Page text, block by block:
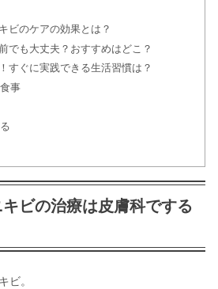
黒ずみが気になる！結婚式で綺麗
見せする方法とは？
式の日焼け対策！効果的な5つの
とは？【厳選】
式までにニキビ跡の色素沈着を隠
ビのケアの効果とは？
でも大丈夫？おすすめはどこ？
すぐに実践できる生活習慣は？
事
ビの治療は皮膚科でする
ビ。